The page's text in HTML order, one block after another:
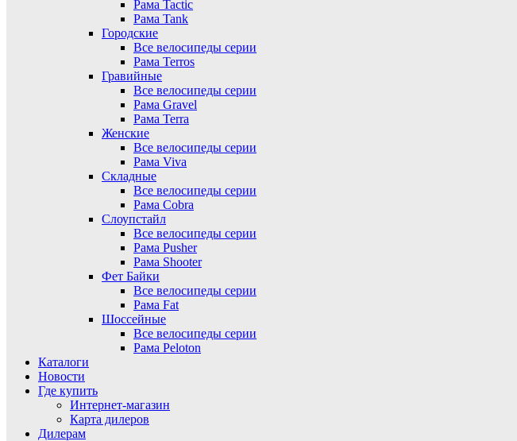
Рама Tactic
Рама Tank
Городские
Все велосипеды серии
Рама Terros
Гравийные
Все велосипеды серии
Рама Gravel
Рама Terra
Женские
Все велосипеды серии
Рама Viva
Складные
Все велосипеды серии
Рама Cobra
Слоупстайл
Все велосипеды серии
Рама Pusher
Рама Shooter
Фет Байки
Все велосипеды серии
Рама Fat
Шоссейные
Все велосипеды серии
Рама Peloton
Каталоги
Новости
Где купить
Интернет-магазин
Карта дилеров
Дилерам